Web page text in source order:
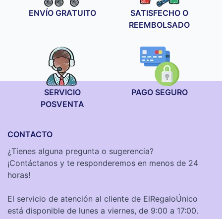
ENVÍO GRATUITO
SATISFECHO O
REEMBOLSADO
SERVICIO
POSVENTA
PAGO SEGURO
CONTACTO
¿Tienes alguna pregunta o sugerencia?
¡Contáctanos y te responderemos en menos de 24
horas!
El servicio de atención al cliente de ElRegaloÚnico
está disponible de lunes a viernes, de 9:00 a 17:00.